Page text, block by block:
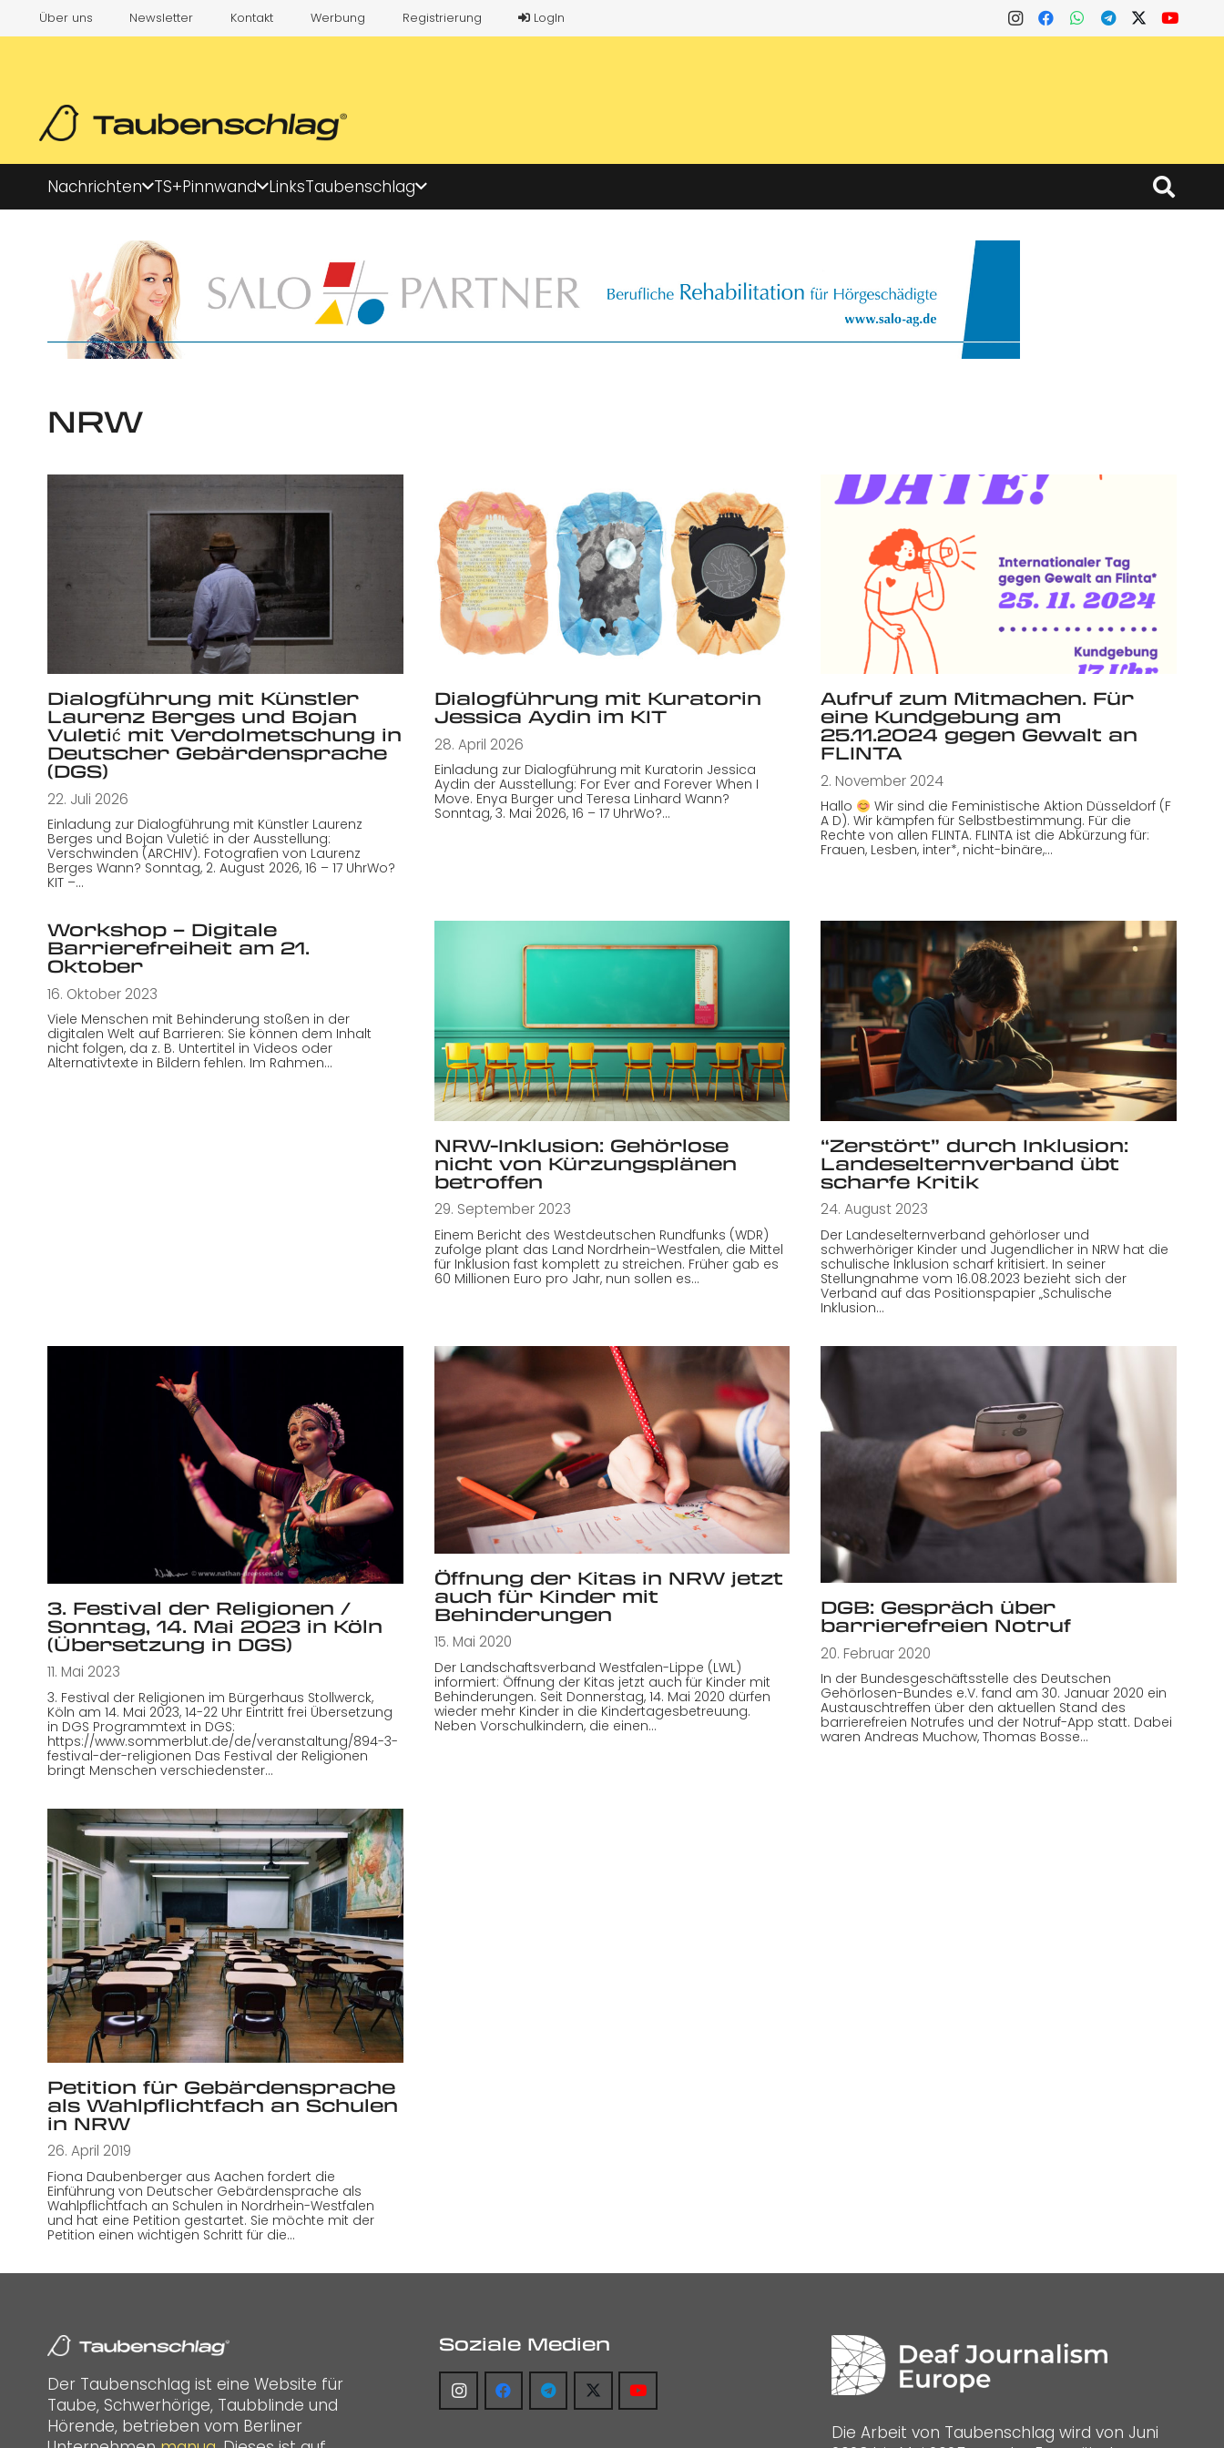
Über uns Newsletter Kontakt Werbung Registrierung LogIn
Nachrichten TS+Pinnwand LinksTaubenschlag
NRW
Dialogführung mit Künstler
Laurenz Berges und Bojan
Vuletić mit Verdolmetschung in
Deutscher Gebärdensprache
(DGS)
22. Juli 2026
Einladung zur Dialogführung mit Künstler Laurenz
Berges und Bojan Vuletić in der Ausstellung:
Verschwinden (ARCHIV). Fotografien von Laurenz
Berges Wann? Sonntag, 2. August 2026, 16 – 17 UhrWo?
KIT –…
Dialogführung mit Kuratorin
Jessica Aydin im KIT
28. April 2026
Einladung zur Dialogführung mit Kuratorin Jessica
Aydin der Ausstellung: For Ever and Forever When I
Move. Enya Burger und Teresa Linhard Wann?
Sonntag, 3. Mai 2026, 16 – 17 UhrWo?…
Aufruf zum Mitmachen. Für
eine Kundgebung am
25.11.2024 gegen Gewalt an
FLINTA
2. November 2024
Hallo
Wir sind die Feministische Aktion Düsseldorf (F
A D). Wir kämpfen für Selbstbestimmung. Für die
Rechte von allen FLINTA. FLINTA ist die Abkürzung für:
Frauen, Lesben, inter*, nicht-binäre,…
Workshop – Digitale
Barrierefreiheit am 21.
Oktober
16. Oktober 2023
Viele Menschen mit Behinderung stoßen in der
digitalen Welt auf Barrieren: Sie können dem Inhalt
nicht folgen, da z. B. Untertitel in Videos oder
Alternativtexte in Bildern fehlen. Im Rahmen…
NRW-Inklusion: Gehörlose
nicht von Kürzungsplänen
betroffen
29. September 2023
Einem Bericht des Westdeutschen Rundfunks (WDR)
zufolge plant das Land Nordrhein-Westfalen, die Mittel
für Inklusion fast komplett zu streichen. Früher gab es
60 Millionen Euro pro Jahr, nun sollen es…
“Zerstört” durch Inklusion:
Landeselternverband übt
scharfe Kritik
24. August 2023
Der Landeselternverband gehörloser und
schwerhöriger Kinder und Jugendlicher in NRW hat die
schulische Inklusion scharf kritisiert. In seiner
Stellungnahme vom 16.08.2023 bezieht sich der
Verband auf das Positionspapier „Schulische
Inklusion…
3. Festival der Religionen /
Sonntag, 14. Mai 2023 in Köln
(Übersetzung in DGS)
11. Mai 2023
3. Festival der Religionen im Bürgerhaus Stollwerck,
Köln am 14. Mai 2023, 14-22 Uhr Eintritt frei Übersetzung
in DGS Programmtext in DGS:
https://www.sommerblut.de/de/veranstaltung/894-3-
festival-der-religionen Das Festival der Religionen
bringt Menschen verschiedenster…
Öffnung der Kitas in NRW jetzt
auch für Kinder mit
Behinderungen
15. Mai 2020
Der Landschaftsverband Westfalen-Lippe (LWL)
informiert: Öffnung der Kitas jetzt auch für Kinder mit
Behinderungen. Seit Donnerstag, 14. Mai 2020 dürfen
wieder mehr Kinder in die Kindertagesbetreuung.
Neben Vorschulkindern, die einen…
DGB: Gespräch über
barrierefreien Notruf
20. Februar 2020
In der Bundesgeschäftsstelle des Deutschen
Gehörlosen-Bundes e.V. fand am 30. Januar 2020 ein
Austauschtreffen über den aktuellen Stand des
barrierefreien Notrufes und der Notruf-App statt. Dabei
waren Andreas Muchow, Thomas Bosse…
Petition für Gebärdensprache
als Wahlpflichtfach an Schulen
in NRW
26. April 2019
Fiona Daubenberger aus Aachen fordert die
Einführung von Deutscher Gebärdensprache als
Wahlpflichtfach an Schulen in Nordrhein-Westfalen
und hat eine Petition gestartet. Sie möchte mit der
Petition einen wichtigen Schritt für die…
Der Taubenschlag ist eine Website für
Taube, Schwerhörige, Taubblinde und
Hörende, betrieben vom Berliner
Soziale Medien
Die Arbeit von Taubenschlag wird von Juni